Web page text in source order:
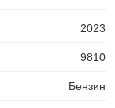
2023
9810
Бензин